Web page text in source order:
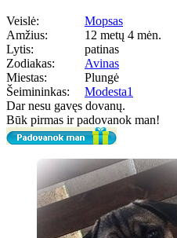
Veislė:
Mopsas
Amžius:
12 metų 4 mėn.
Lytis:
patinas
Zodiakas:
Avinas
Miestas:
Plungė
Šeimininkas:
Modesta1
Dar nesu gavęs dovanų.
Būk pirmas ir padovanok man!